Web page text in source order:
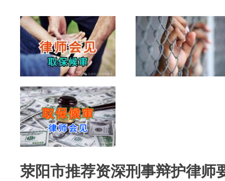
荥阳市推荐资深刑事辩护律师